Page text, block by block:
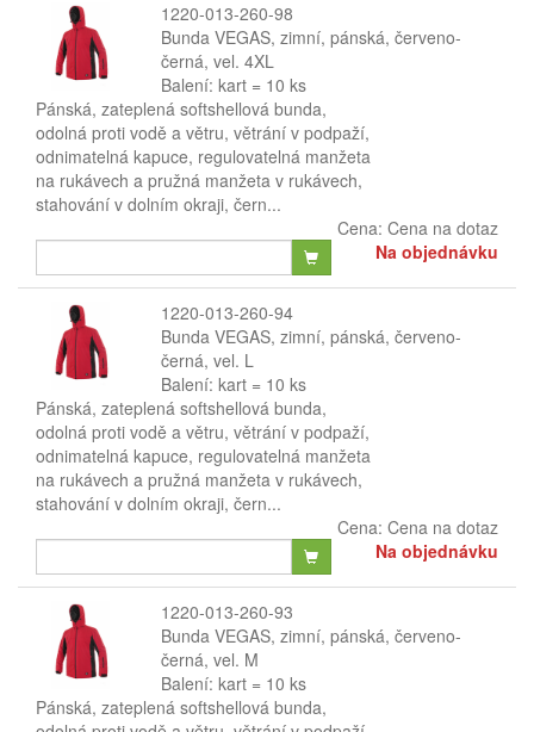
1220-013-260-98
Bunda VEGAS, zimní, pánská, červeno-
černá, vel. 4XL
Balení: kart = 10 ks
Pánská, zateplená softshellová bunda,
odolná proti vodě a větru, větrání v podpaží,
odnimatelná kapuce, regulovatelná manžeta
na rukávech a pružná manžeta v rukávech,
stahování v dolním okraji, čern...
Cena: Cena na dotaz
Na objednávku
1220-013-260-94
Bunda VEGAS, zimní, pánská, červeno-
černá, vel. L
Balení: kart = 10 ks
Pánská, zateplená softshellová bunda,
odolná proti vodě a větru, větrání v podpaží,
odnimatelná kapuce, regulovatelná manžeta
na rukávech a pružná manžeta v rukávech,
stahování v dolním okraji, čern...
Cena: Cena na dotaz
Na objednávku
1220-013-260-93
Bunda VEGAS, zimní, pánská, červeno-
černá, vel. M
Balení: kart = 10 ks
Pánská, zateplená softshellová bunda,